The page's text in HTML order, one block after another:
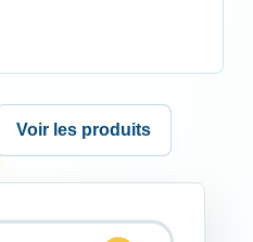
Voir les produits